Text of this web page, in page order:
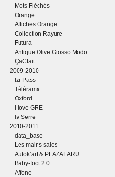
Mots Fléchés
Orange
Affiches Orange
Collection Rayure
Futura
Antique Olive Grosso Modo
ÇaCfait
2009-2010
Izi-Pass
Télérama
Oxford
I love GRE
la Serre
2010-2011
data_base
Les mains sales
Autok’art & PLAZALARU
Baby-foot 2.0
Affone